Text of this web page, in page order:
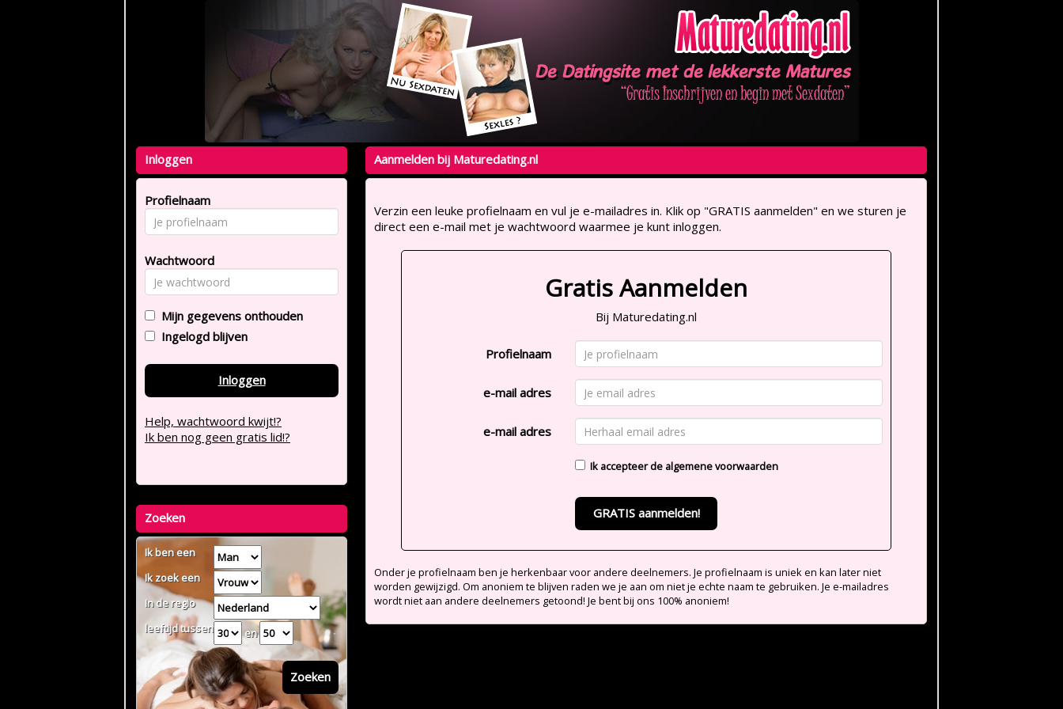
Aanmelden bij Maturedating.nl
Verzin een leuke profielnaam en vul je e-mailadres in. Klik op "GRATIS aanmelden" en we sturen je
direct een e-mail met je wachtwoord waarmee je kunt inloggen.
Gratis Aanmelden
Bij Maturedating.nl
Profielnaam
e-mail adres
e-mail adres
Ik accepteer de algemene voorwaarden
GRATIS aanmelden!
Onder je profielnaam ben je herkenbaar voor andere deelnemers. Je profielnaam is uniek en kan later niet
worden gewijzigd. Om anoniem te blijven raden we je aan om niet je echte naam te gebruiken. Je e-mailadres
wordt niet aan andere deelnemers getoond! Je bent bij ons 100% anoniem!
Inloggen
Profielnaam
Wachtwoord
Mijn gegevens onthouden
Ingelogd blijven
Inloggen
Help, wachtwoord kwijt!?
Ik ben nog geen gratis lid!?
Zoeken
Ik ben een
Ik zoek een
In de regio
leeftijd tussen
en
Zoeken